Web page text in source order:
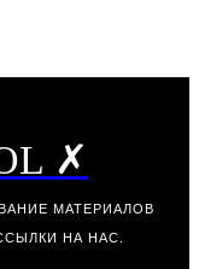
✗
МАТЕРИАЛОВ
НА НАС.